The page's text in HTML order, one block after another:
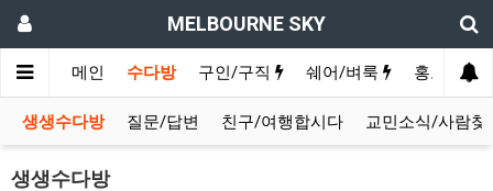
MELBOURNE SKY
메인 수다방 구인/구직 쉐어/벼룩 홍보방
생생수다방 질문/답변 친구/여행합시다 교민소식/사람찾
생생수다방